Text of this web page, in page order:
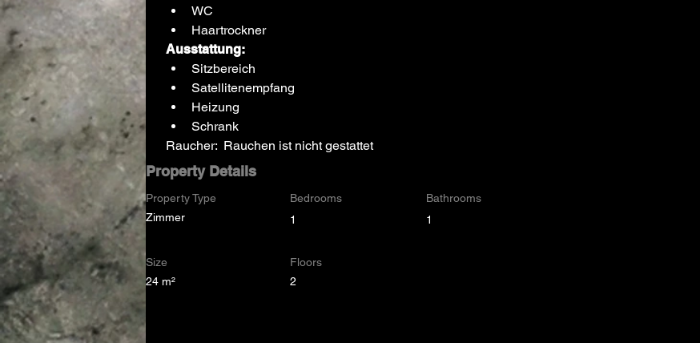
WC
Haartrockner
Ausstattung:
Sitzbereich
Satellitenempfang
Heizung
Schrank
Raucher:  Rauchen ist nicht gestattet
Property Details
Property Type
Zimmer
Bedrooms
1
Bathrooms
1
Size
24 m²
Floors
2